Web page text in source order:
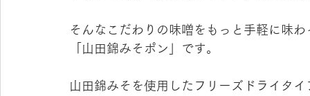
そんなこだわりの味噌をもっと手軽に味
「山田錦みそポン」です。
山田錦みそを使用したフリーズドライタイ